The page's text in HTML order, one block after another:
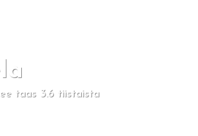
taas 3.6 tiistaista